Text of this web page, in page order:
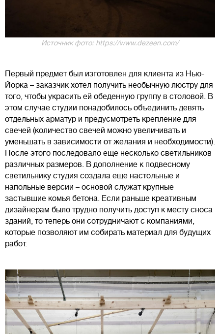
Источник фото: https://www.dezeen.com/
Первый предмет был изготовлен для клиента из Нью-
Йорка – заказчик хотел получить необычную люстру для
того, чтобы украсить ей обеденную группу в столовой. В
этом случае студии понадобилось объединить девять
отдельных арматур и предусмотреть крепление для
свечей (количество свечей можно увеличивать и
уменьшать в зависимости от желания и необходимости).
После этого последовало еще несколько светильников
различных размеров. В дополнение к подвесному
светильнику студия создала еще настольные и
напольные версии – основой служат крупные
застывшие комья бетона. Если раньше креативным
дизайнерам было трудно получить доступ к месту сноса
зданий, то теперь они сотрудничают с компаниями,
которые позволяют им собирать материал для будущих
работ.